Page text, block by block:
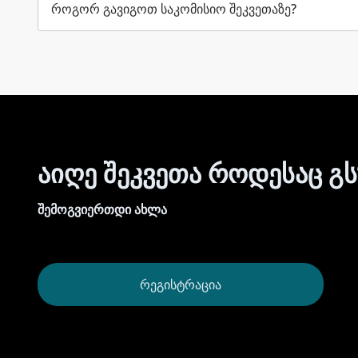
როგორ გავიგოთ საკომისიო შეკვეთაზე?
აიღე შეკვეთა როდესაც
შემოგვიერთდი ახლა
ᲠᲔᲒᲘᲡᲢᲠᲐᲪᲘᲐ